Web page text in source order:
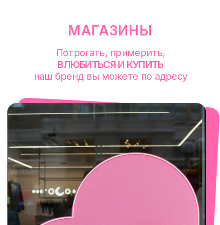
Сочи
Село Эстосадок, ТРЦ Горки Молл,
+7 (919) 374-04-04
с 10-00 до 22-00
смотреть в Яндекс. Картах